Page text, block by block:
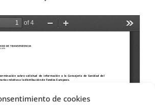
de cookies